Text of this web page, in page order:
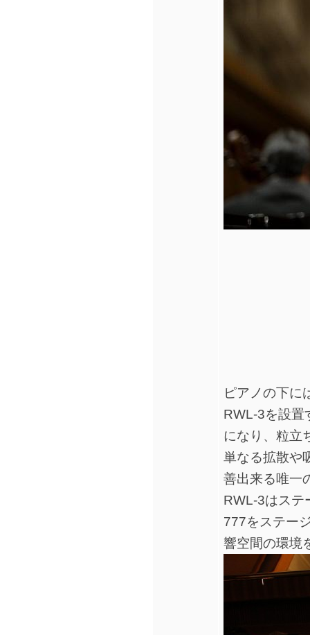
ピアノの下に
RWL-3を設置
になり、粒立
単なる拡散や
善出来る唯一
RWL-3はステ
777をステー
響空間の環境